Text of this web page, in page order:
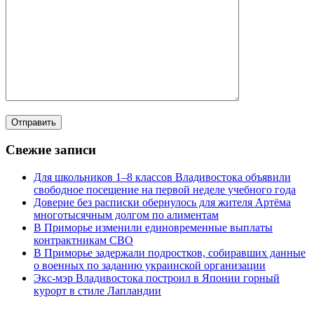
Свежие записи
Для школьников 1–8 классов Владивостока объявили
свободное посещение на первой неделе учебного года
Доверие без расписки обернулось для жителя Артёма
многотысячным долгом по алиментам
В Приморье изменили единовременные выплаты
контрактникам СВО
В Приморье задержали подростков, собиравших данные
о военных по заданию украинской организации
Экс-мэр Владивостока построил в Японии горный
курорт в стиле Лапландии